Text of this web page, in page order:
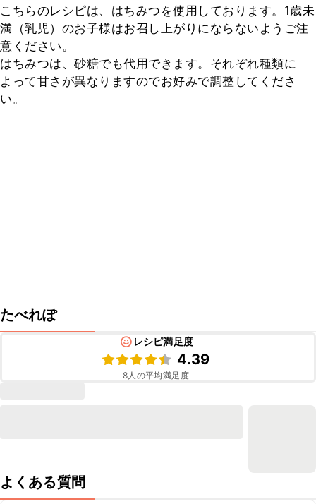
こちらのレシピは、はちみつを使用しております。1歳未
満（乳児）のお子様はお召し上がりにならないようご注
意ください。
はちみつは、砂糖でも代用できます。それぞれ種類に
よって甘さが異なりますのでお好みで調整してくださ
い。
たべれぽ
レシピ満足度
4.39
8人の平均満足度
よくある質問